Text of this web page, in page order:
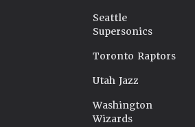
Seattle
Supersonics
Toronto Raptors
Utah Jazz
Washington
Wizards